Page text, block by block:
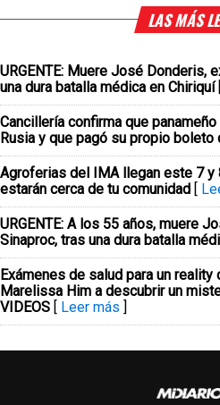
LAS MÁS
URGENTE: Muere José Donderis,
una dura batalla médica en Chiriquí
Cancillería confirma que
Rusia y que pagó su propio boleto
Agroferias del IMA llegan este 7
estarán cerca de tu comunidad [
URGENTE: A los 55 años, muere
Sinaproc, tras una dura batalla
Exámenes de salud para un
Marelissa Him a descubrir un
VIDEOS [ Leer más ]